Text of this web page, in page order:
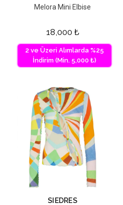
Melora Mini Elbise
18,000 ₺
2 ve Üzeri Alımlarda %25
İndirim (Min. 5,000 ₺)
SIEDRES